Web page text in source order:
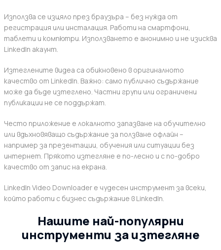
Използва се изцяло през браузъра – без нужда от
регистрация или инсталация. Работи на смартфони,
таблети и компютри. Използването е анонимно и не изисква
LinkedIn акаунт.
Изтеглените видеа са обикновено в оригиналното
качество от LinkedIn. Важно: само публично съдържание
може да бъде изтеглено. Частни групи или ограничени
публикации не се поддържат.
Често приложение е локалното запазване на обучително
или вдъхновяващо съдържание за ползване офлайн –
например за презентации, обучения или ситуации без
интернет. Прякото изтегляне е по-лесно и с по-добро
качество от запис на екрана.
LinkedIn Video Downloader е чудесен инструмент за всеки,
който работи с бизнес съдържание в LinkedIn.
Нашите най-популярни
инструменти за изтегляне